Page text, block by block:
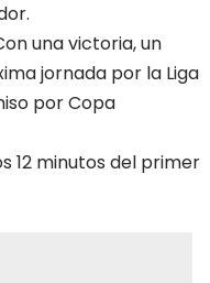
una victoria, un
jornada por la Liga
por Copa
12 minutos del primer